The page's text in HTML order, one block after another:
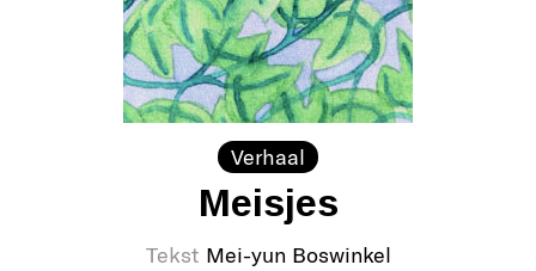
Verhaal
Meisjes
Tekst Mei-yun Boswinkel